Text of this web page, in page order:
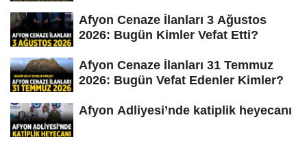
Afyon Cenaze İlanları 3 Ağustos
2026: Bugün Kimler Vefat Etti?
Afyon Cenaze İlanları 31 Temmuz
2026: Bugün Vefat Edenler Kimler?
Afyon Adliyesi’nde katiplik heyecanı